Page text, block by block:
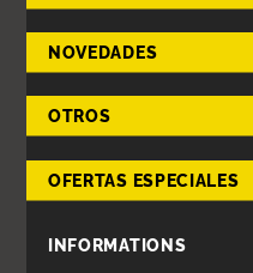
NOVEDADES
OTROS
OFERTAS ESPECIALES
INFORMATIONS